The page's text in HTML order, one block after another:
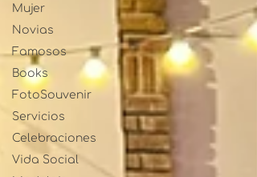
Mujer
Novias
Famosos
Books
FotoSouvenir
Servicios
Celebraciones
Vida Social